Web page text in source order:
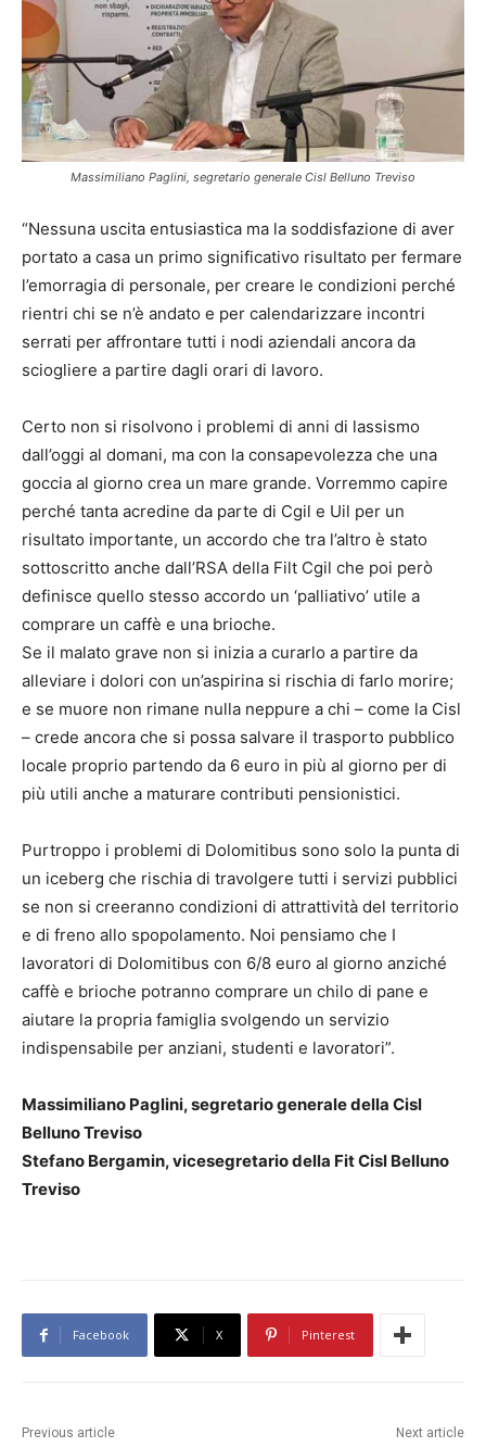
Massimiliano Paglini, segretario generale Cisl Belluno Treviso
“Nessuna uscita entusiastica ma la soddisfazione di aver
portato a casa un primo significativo risultato per fermare
l’emorragia di personale, per creare le condizioni perché
rientri chi se n’è andato e per calendarizzare incontri
serrati per affrontare tutti i nodi aziendali ancora da
sciogliere a partire dagli orari di lavoro.
Certo non si risolvono i problemi di anni di lassismo
dall’oggi al domani, ma con la consapevolezza che una
goccia al giorno crea un mare grande. Vorremmo capire
perché tanta acredine da parte di Cgil e Uil per un
risultato importante, un accordo che tra l’altro è stato
sottoscritto anche dall’RSA della Filt Cgil che poi però
definisce quello stesso accordo un ‘palliativo’ utile a
comprare un caffè e una brioche.
Se il malato grave non si inizia a curarlo a partire da
alleviare i dolori con un’aspirina si rischia di farlo morire;
e se muore non rimane nulla neppure a chi – come la Cisl
– crede ancora che si possa salvare il trasporto pubblico
locale proprio partendo da 6 euro in più al giorno per di
più utili anche a maturare contributi pensionistici.
Purtroppo i problemi di Dolomitibus sono solo la punta di
un iceberg che rischia di travolgere tutti i servizi pubblici
se non si creeranno condizioni di attrattività del territorio
e di freno allo spopolamento. Noi pensiamo che I
lavoratori di Dolomitibus con 6/8 euro al giorno anziché
caffè e brioche potranno comprare un chilo di pane e
aiutare la propria famiglia svolgendo un servizio
indispensabile per anziani, studenti e lavoratori”.
Massimiliano Paglini, segretario generale della Cisl
Belluno Treviso
Stefano Bergamin, vicesegretario della Fit Cisl Belluno
Treviso
Facebook X Pinterest
Previous article Next article